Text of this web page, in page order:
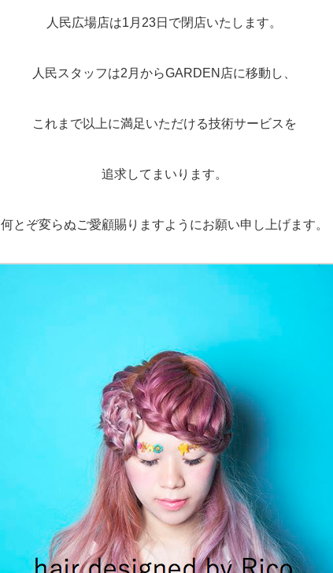
人民広場店は1月23日で閉店いたします。
人民スタッフは2月からGARDEN店に移動し、
これまで以上に満足いただける技術サービスを
追求してまいります。
何とぞ変らぬご愛顧賜りますようにお願い申し上げます。